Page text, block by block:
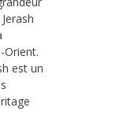
Orient.
est un